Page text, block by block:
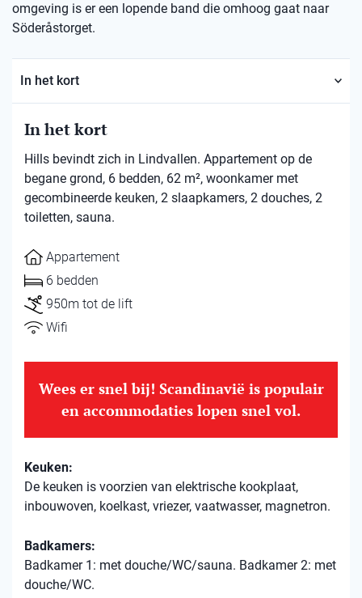
omgeving is er een lopende band die omhoog gaat naar
Söderåstorget.
In het kort
In het kort
Hills bevindt zich in Lindvallen. Appartement op de
begane grond, 6 bedden, 62 m², woonkamer met
gecombineerde keuken, 2 slaapkamers, 2 douches, 2
toiletten, sauna.
Appartement
6 bedden
950m tot de lift
Wifi
Wees er snel bij! Scandinavië is populair
en accommodaties lopen snel vol.
Keuken:
De keuken is voorzien van elektrische kookplaat,
inbouwoven, koelkast, vriezer, vaatwasser, magnetron.
Badkamers:
Badkamer 1: met douche/WC/sauna. Badkamer 2: met
douche/WC.